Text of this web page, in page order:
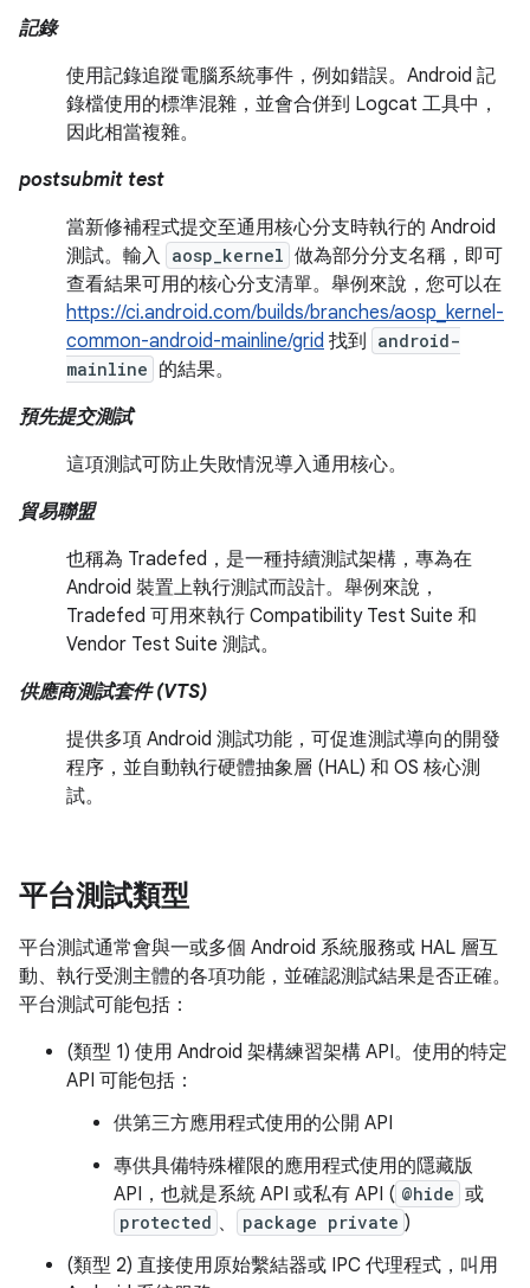
記錄
使用記錄追蹤電腦系統事件，例如錯誤。Android 記
錄檔使用的標準混雜，並會合併到 Logcat 工具中，
因此相當複雜。
postsubmit test
當新修補程式提交至通用核心分支時執行的 Android
測試。輸入 aosp_kernel 做為部分分支名稱，即可
查看結果可用的核心分支清單。舉例來說，您可以在
https://ci.android.com/builds/branches/aosp_kernel-
common-android-mainline/grid 找到
android-
mainline 的結果。
預先提交測試
這項測試可防止失敗情況導入通用核心。
貿易聯盟
也稱為 Tradefed，是一種持續測試架構，專為在
Android 裝置上執行測試而設計。舉例來說，
Tradefed 可用來執行 Compatibility Test Suite 和
Vendor Test Suite 測試。
供應商測試套件 (VTS)
提供多項 Android 測試功能，可促進測試導向的開發
程序，並自動執行硬體抽象層 (HAL) 和 OS 核心測
試。
平台測試類型
平台測試通常會與一或多個 Android 系統服務或 HAL 層互
動、執行受測主體的各項功能，並確認測試結果是否正確。
平台測試可能包括：
(類型 1) 使用 Android 架構練習架構 API。使用的特定
API 可能包括：
供第三方應用程式使用的公開 API
專供具備特殊權限的應用程式使用的隱藏版
API，也就是系統 API 或私有 API ( @hide 或
protected 、 package private )
(類型 2) 直接使用原始繫結器或 IPC 代理程式，叫用